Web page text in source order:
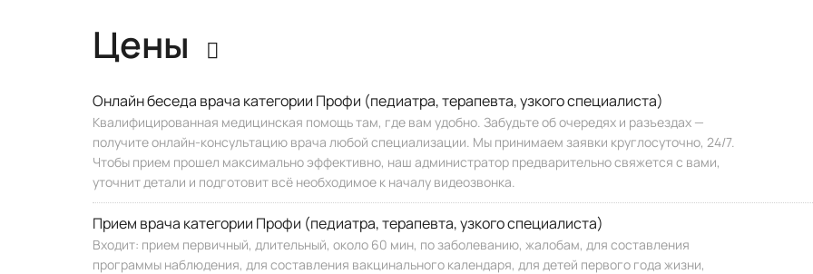
Цены
Онлайн беседа врача категории Профи (педиатра, терапевта, узкого специалиста)
Квалифицированная медицинская помощь там, где вам удобно. Забудьте об очередях и разъездах —
получите онлайн-консультацию врача любой специализации. Мы принимаем заявки круглосуточно, 24/7.
Чтобы прием прошел максимально эффективно, наш администратор предварительно свяжется с вами,
уточнит детали и подготовит всё необходимое к началу видеозвонка.
Прием врача категории Профи (педиатра, терапевта, узкого специалиста)
Входит: прием первичный, длительный, около 60 мин, по заболеванию, жалобам, для составления
программы наблюдения, для составления вакцинального календаря, для детей первого года жизни,